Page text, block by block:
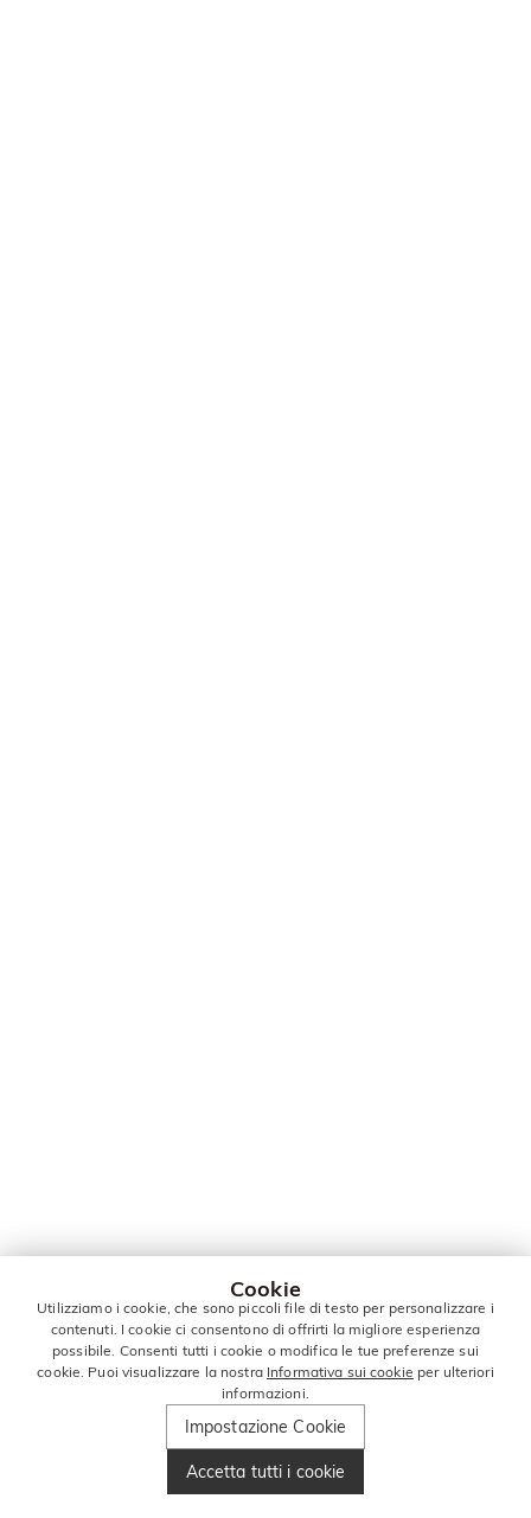
Cookie
Utilizziamo i cookie, che sono piccoli file di testo per personalizzare i
contenuti. I cookie ci consentono di offrirti la migliore esperienza
possibile. Consenti tutti i cookie o modifica le tue preferenze sui
cookie. Puoi visualizzare la nostra Informativa sui cookie per ulteriori
informazioni.
Impostazione Cookie
Accetta tutti i cookie